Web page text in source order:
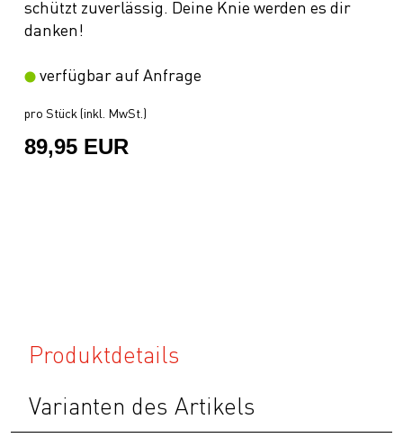
schützt zuverlässig. Deine Knie werden es dir
danken!
verfügbar auf Anfrage
pro Stück (inkl. MwSt.)
89,95 EUR
Produktdetails
Varianten des Artikels